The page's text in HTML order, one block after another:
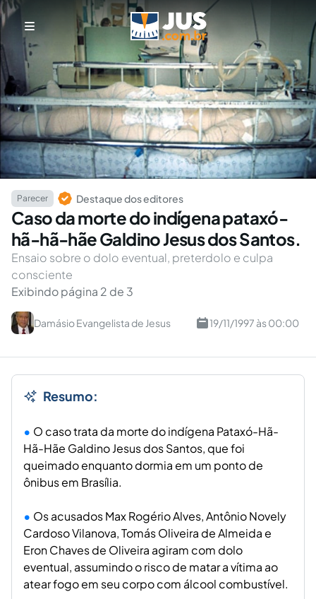
Parecer Destaque dos editores
Caso da morte do indígena pataxó-
hã-hã-hãe Galdino Jesus dos Santos.
Ensaio sobre o dolo eventual, preterdolo e culpa
consciente
Exibindo página 2 de 3
Damásio Evangelista de Jesus 19/11/1997 às 00:00
Resumo:
O caso trata da morte do indígena Pataxó-Hã-
Hã-Hãe Galdino Jesus dos Santos, que foi
queimado enquanto dormia em um ponto de
ônibus em Brasília.
Os acusados Max Rogério Alves, Antônio Novely
Cardoso Vilanova, Tomás Oliveira de Almeida e
Eron Chaves de Oliveira agiram com dolo
eventual, assumindo o risco de matar a vítima ao
atear fogo em seu corpo com álcool combustível.